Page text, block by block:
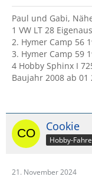
Paul und Gabi,
1 VW LT 28
2. Hymer Camp 56
3. Hymer Camp 59
4 Hobby Sphinx I
Baujahr 2008 ab 01
Cookie
Hobby-
21. November 2024